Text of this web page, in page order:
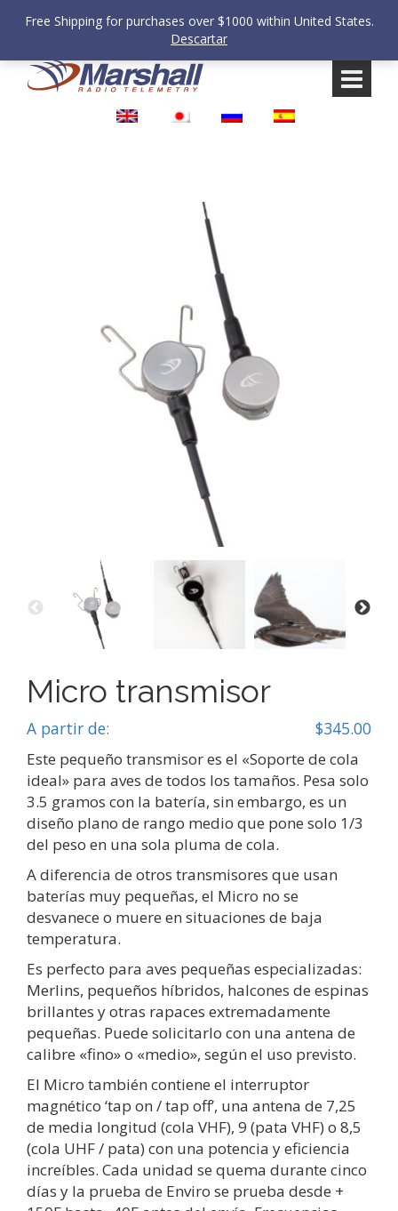
contenido
Micro transmisor
A partir de: $345.00
Este pequeño transmisor es el «Soporte de cola
ideal» para aves de todos los tamaños. Pesa solo
3.5 gramos con la batería, sin embargo, es un
diseño plano de rango medio que pone solo 1/3
del peso en una sola pluma de cola.
A diferencia de otros transmisores que usan
baterías muy pequeñas, el Micro no se
desvanece o muere en situaciones de baja
temperatura.
Es perfecto para aves pequeñas especializadas:
Merlins, pequeños híbridos, halcones de espinas
brillantes y otras rapaces extremadamente
pequeñas. Puede solicitarlo con una antena de
calibre «fino» o «medio», según el uso previsto.
El Micro también contiene el interruptor
magnético ‘tap on / tap off’, una antena de 7,25
de media longitud (cola VHF), 9 (pata VHF) o 8,5
(cola UHF / pata) con una potencia y eficiencia
increíbles. Cada unidad se quema durante cinco
días y la prueba de Enviro se prueba desde +
Free Shipping for purchases over $1000 within United States.
Descartar